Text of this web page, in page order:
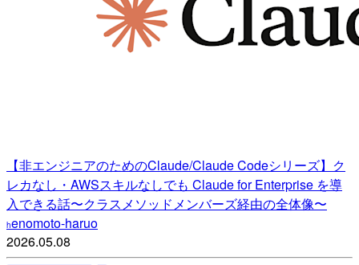
【非エンジニアのためのClaude/Claude Codeシリーズ】ク
レカなし・AWSスキルなしでも Claude for Enterprise を導
入できる話〜クラスメソッドメンバーズ経由の全体像〜
henomoto-haruo
2026.05.08